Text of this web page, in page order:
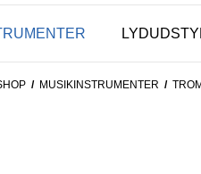
/ MUSIKINSTRUMENTER /